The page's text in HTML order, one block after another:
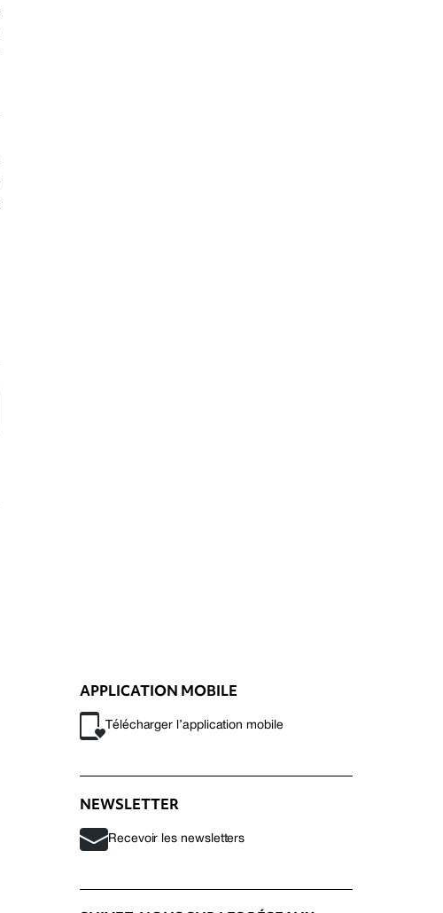
APPLICATION MOBILE
Télécharger l’application mobile
NEWSLETTER
Recevoir les newsletters